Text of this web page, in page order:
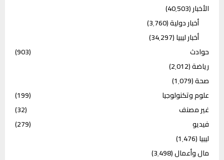
الأخبار(40٬503)
أخبار دولية(3٬760)
أخبار ليبيا(34٬297)
حوادث
(903)
رياضة(2٬012)
صحة(1٬079)
علوم وتكنولوجيا
(199)
غير مصنف
(32)
فيديو
(279)
ليبيا(1٬476)
مال وأعمال(3٬498)